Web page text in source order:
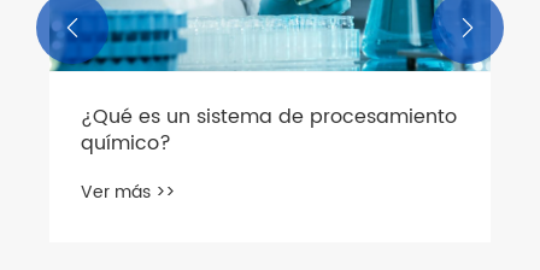
¿Qué es un sistema de procesamiento
químico?
Ver más >>
 